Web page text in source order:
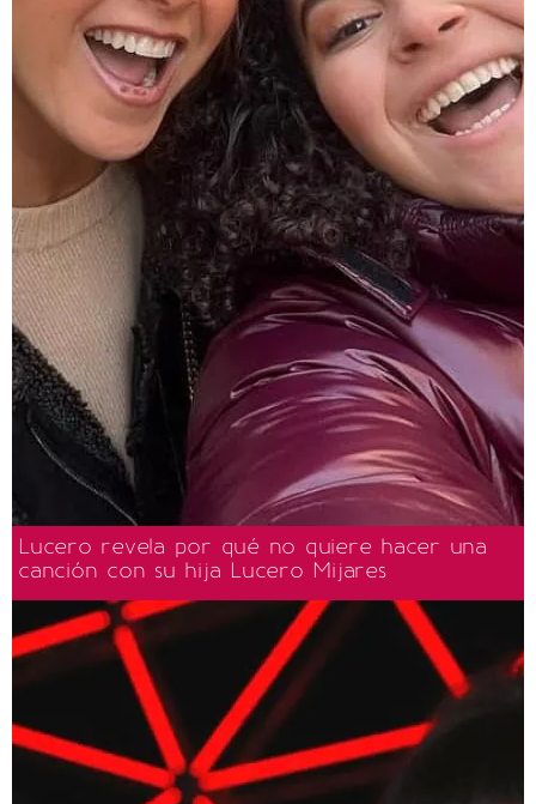
Lucero revela por qué no quiere hacer una
canción con su hija Lucero Mijares